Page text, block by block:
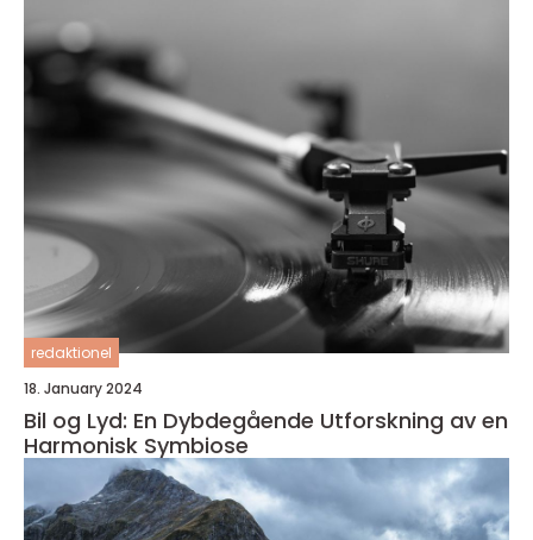
redaktionel
18. January 2024
Bil og Lyd: En Dybdegående Utforskning av en
Harmonisk Symbiose